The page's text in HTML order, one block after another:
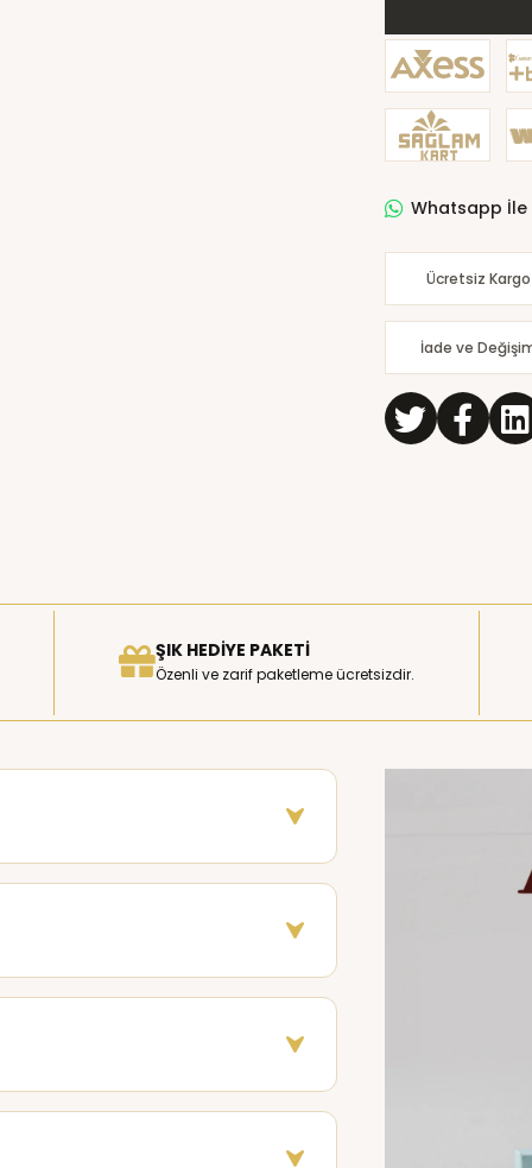
Whatsapp İle
Ücretsiz Kargo
İade ve
ŞIK HEDIYE PAKETI
Özenli ve zarif paketleme ücretsizdir.